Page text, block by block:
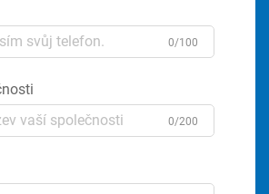
0/100
0/200